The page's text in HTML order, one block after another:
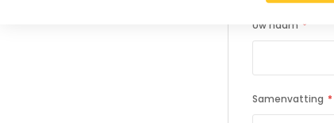
Uw naam
Samenvatting